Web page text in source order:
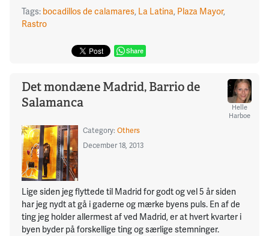
Tags: bocadillos de calamares, La Latina, Plaza Mayor,
Rastro
Share
Det mondæne Madrid, Barrio de
Salamanca
Helle
Harboe
Category: Others
December 18, 2013
Lige siden jeg flyttede til Madrid for godt og vel 5 år siden
har jeg nydt at gå i gaderne og mærke byens puls. En af de
ting jeg holder allermest af ved Madrid, er at hvert kvarter i
byen byder på forskellige ting og særlige stemninger.